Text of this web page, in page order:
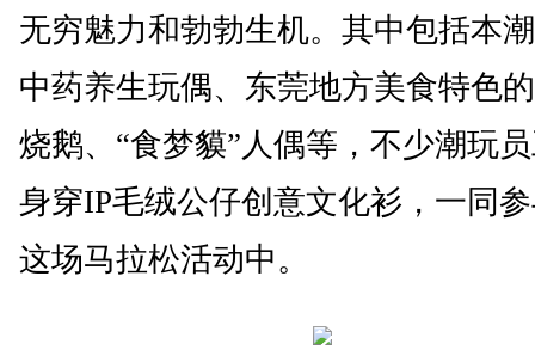
无穷魅力和勃勃生机。其中包括本
中药养生玩偶、东莞地方美食特色
烧鹅、“食梦貘”人偶等，不少潮玩
身穿IP毛绒公仔创意文化衫，一同
这场马拉松活动中。